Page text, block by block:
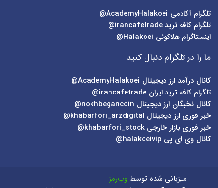
تلگرام آکادمی
تلگرام کافه ترید irancafetrade@
اینستاگرام هلاکوئی Halakoei@
ما را در تلگرام دنبال کنید
کانال درآمد ارز دیجیتال AcademyHalakoei@
تلگرام کافه ترید ایران irancafetrade@
کانال نخبگان ارز دیجیتال nokhbegancoin@
خبر فوری ارز دیجیتال khabarfori_arzdigital@
خبر فوری بازار خارجی khabarfori_stock@
کانال وی ای پی halakoeivip@
میزبانی شده توسط وب‌رمز